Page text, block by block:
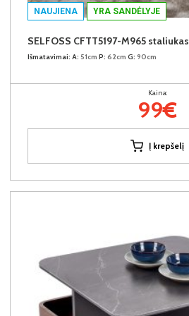
NAUJIENA YRA SANDĖLYJE
SELFOSS CFTT5197-M965 staliukas
Išmatavimai: A: 51cm P: 62cm G: 90cm
Kaina:
99€
Į krepšelį